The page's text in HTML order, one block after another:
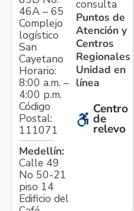
46A – 65
Complejo
logístico
San
Cayetano
Horario:
8:00 a.m. –
4:00 p.m.
Código
Postal:
111071
Medellín:
Calle 49
No 50-21
piso 14
Edificio del
consulta
Puntos de
Atención y
Centros
Regionales
Unidad en
línea
Centro
de
relevo